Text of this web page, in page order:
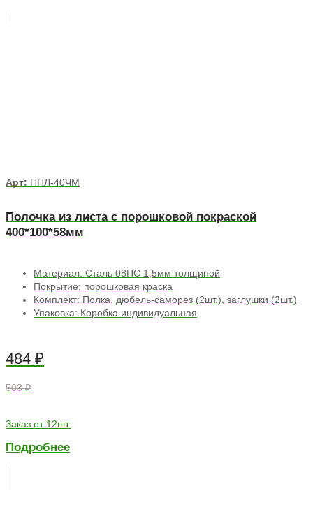
Арт: ППЛ-40ЧМ
Полочка из листа с порошковой покраской
400*100*58мм
Материал: Сталь 08ПС 1,5мм толщиной
Покрытие: порошковая краска
Комплект: Полка, дюбель-саморез (2шт.), заглушки (2шт.)
Упаковка: Коробка индивидуальная
484 ₽
503 ₽
Заказ от 12шт.
Подробнее